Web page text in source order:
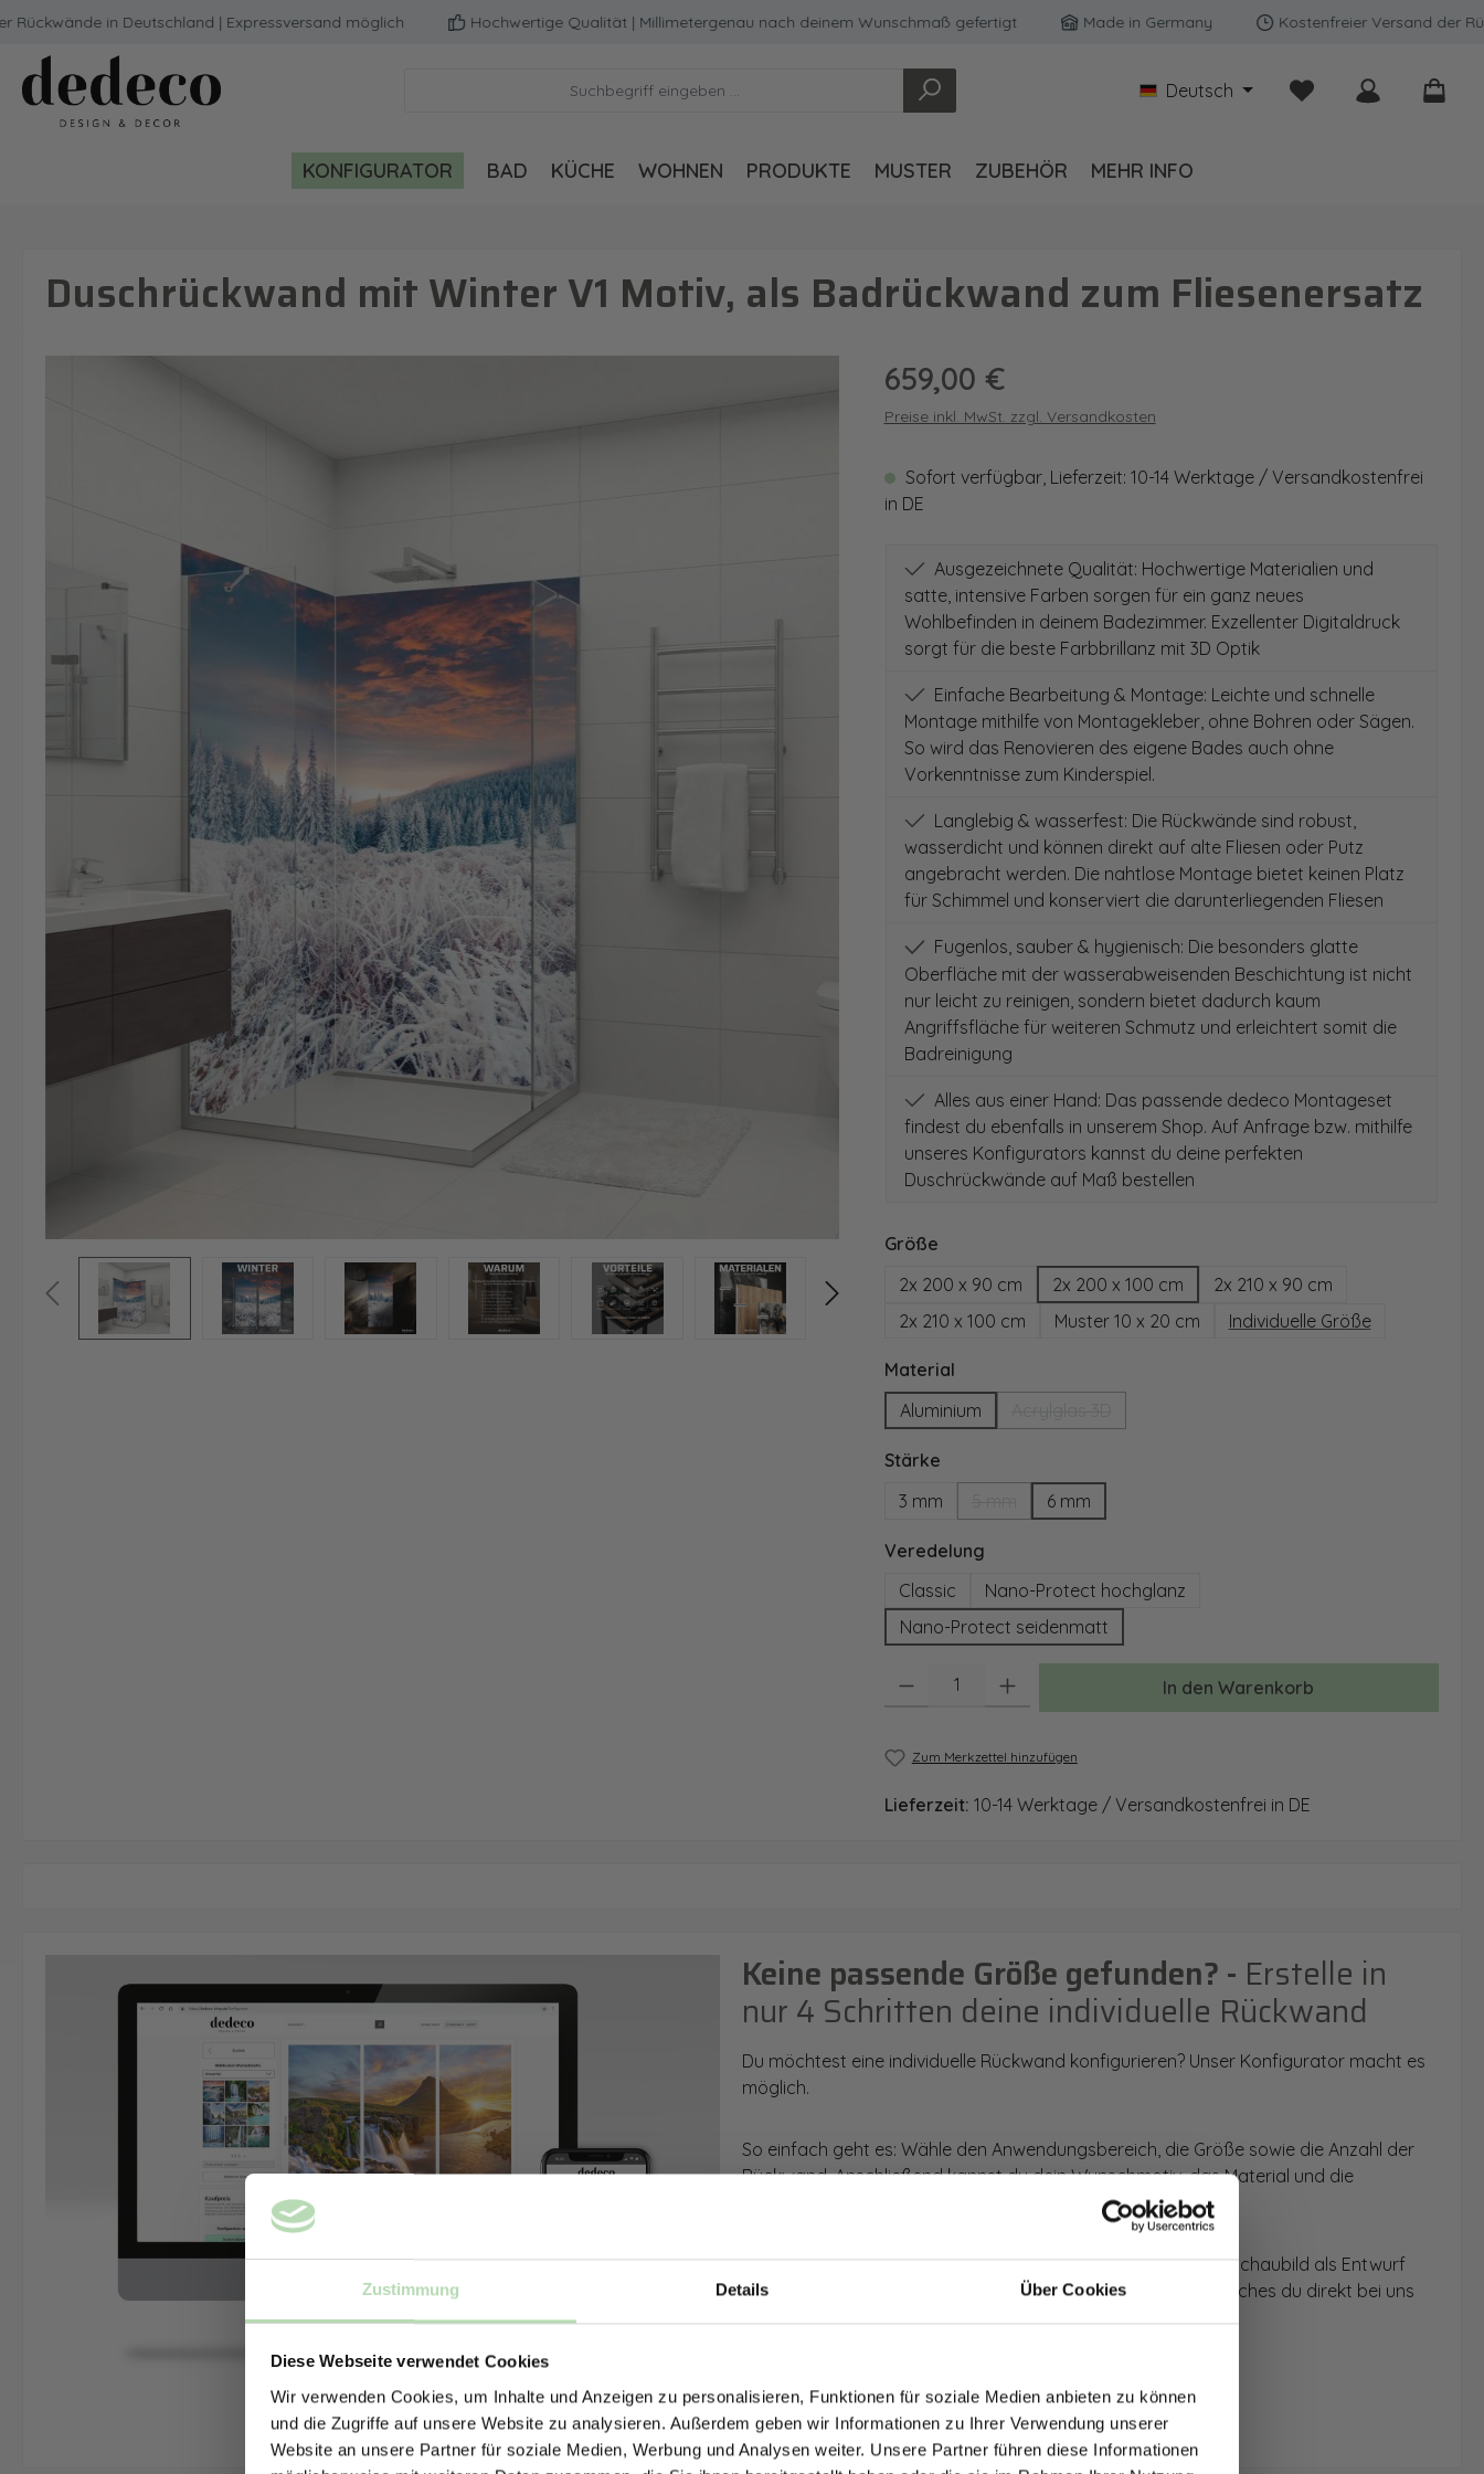
Zustimmung Details Über Cookies
Diese Webseite verwendet Cookies
Wir verwenden Cookies, um Inhalte und Anzeigen zu personalisieren, Funktionen für soziale Medien anbieten zu können
und die Zugriffe auf unsere Website zu analysieren. Außerdem geben wir Informationen zu Ihrer Verwendung unserer
Website an unsere Partner für soziale Medien, Werbung und Analysen weiter. Unsere Partner führen diese Informationen
Hauptinhalt springen
Zur Suche springen
Zur Hauptnavigation springen
in Deutschland | Expressversand möglich Hochwertige Qualität | Millimetergenau nach deinem Wunschmaß gefertigt Made in Germany Kostenfreier Versand der
Deutsch Du hast 0 Produkte
KONFIGURATOR BAD KÜCHE WOHNEN PRODUKTE MUSTER ZUBEHÖR MEHR INFO
Duschrückwand mit Winter V1 Motiv, als Badrückwand zum Fliesenersatz
Regulärer Preis:
659,00 €
Preise inkl. MwSt. zzgl. Versandkosten
Sofort verfügbar, Lieferzeit: 10-14 Werktage / Versandkostenfrei
in DE
Ausgezeichnete Qualität: Hochwertige Materialien und
satte, intensive Farben sorgen für ein ganz neues
Wohlbefinden in deinem Badezimmer. Exzellenter Digitaldruck
sorgt für die beste Farbbrillanz mit 3D Optik
Einfache Bearbeitung & Montage: Leichte und schnelle
Montage mithilfe von Montagekleber, ohne Bohren oder Sägen.
So wird das Renovieren des eigene Bades auch ohne
Vorkenntnisse zum Kinderspiel.
Langlebig & wasserfest: Die Rückwände sind robust,
wasserdicht und können direkt auf alte Fliesen oder Putz
angebracht werden. Die nahtlose Montage bietet keinen Platz
für Schimmel und konserviert die darunterliegenden Fliesen
Fugenlos, sauber & hygienisch: Die besonders glatte
Oberfläche mit der wasserabweisenden Beschichtung ist nicht
nur leicht zu reinigen, sondern bietet dadurch kaum
Angriffsfläche für weiteren Schmutz und erleichtert somit die
Badreinigung
Alles aus einer Hand: Das passende dedeco Montageset
findest du ebenfalls in unserem Shop. Auf Anfrage bzw. mithilfe
unseres Konfigurators kannst du deine perfekten
Duschrückwände auf Maß bestellen
Größeauswählen
2x 200 x 90 cm
2x 200 x 100 cm
2x 210 x 90 cm
2x 210 x 100 cm
Muster 10 x 20 cm Individuelle Größe
Materialauswählen
Aluminium
Stärkeauswählen
3 mm
(Diese Option ist zurzeit nicht verfügbar.)
6 mm
Veredelungauswählen
Classic
Nano-Protect hochglanz
Nano-Protect seidenmatt
Produkt Anzahl: Gib den gewünschten Wert ein oder benutze die Schaltflächen
In den Warenkorb
Zum Merkzettel hinzufügen
Lieferzeit: 10-14 Werktage / Versandkostenfrei in DE
Keine passende Größe gefunden? - Erstelle in
nur 4 Schritten deine individuelle Rückwand
Du möchtest eine individuelle Rückwand konfigurieren? Unser Konfigurator macht es
möglich.
So einfach geht es: Wähle den Anwendungsbereich, die Größe sowie die Anzahl der
Rückwand. Anschließend kannst du dein Wunschmotiv, das Material und die
Mithilfe unseres Konfigurators werden dir die Rückwände im Schaubild als Entwurf
dargestellt. Parallel erhältst du dein individuelles Angebot, welches du direkt bei uns
bestellen kannst.
Zum Konfigurator
Jetzt zum Newsletter anmelden.